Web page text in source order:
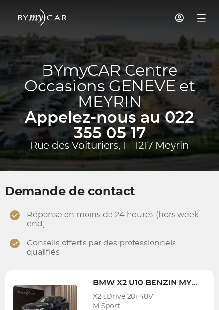
BYmyCAR Centre
Occasions GENEVE et
MEYRIN
Appelez-nous au 022
355 05 17
Rue des Voituriers, 1 - 1217 Meyrin
Demande de contact
Réponse en moins de 24 heures (hors week-
end)
Conseils offerts par des professionnels
qualifiés
BMW X2 U10 BENZIN MY 2023-
X2 sDrive 20i 48V
M Sport